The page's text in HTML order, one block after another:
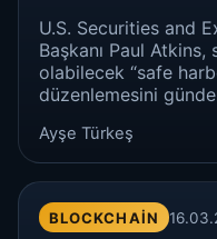
U.S. Securities and
Başkanı Paul
olabilecek “safe
düzenlemesini
Ayşe Türkeş
BLOCKCHAIN